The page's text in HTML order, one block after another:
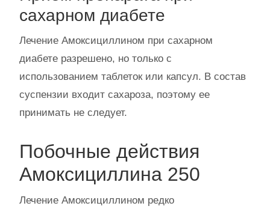
сахарном диабете
Лечение Амоксициллином при сахарном
диабете разрешено, но только с
использованием таблеток или капсул. В состав
суспензии входит сахароза, поэтому ее
принимать не следует.
Побочные действия
Амоксициллина 250
Лечение Амоксициллином редко